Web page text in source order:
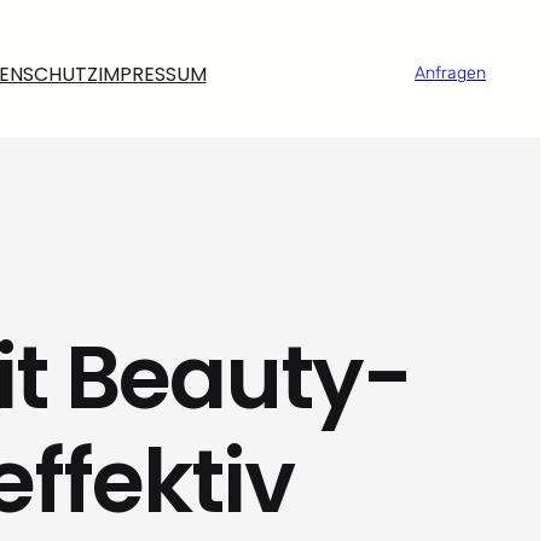
IMPRESSUM Anfragen
Beauty-